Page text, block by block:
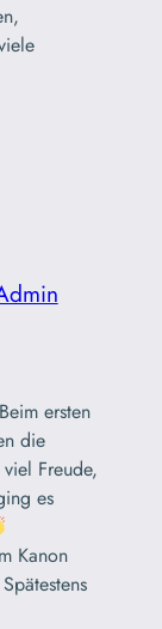
Beim ersten
die
Freude,
es
Kanon